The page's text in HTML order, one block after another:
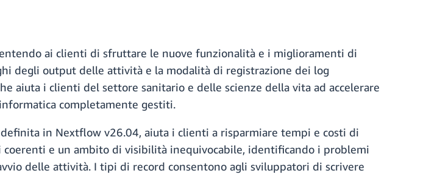
ai clienti di sfruttare le nuove funzionalità e i miglioramenti di
degli output delle attività e la modalità di registrazione dei log
aiuta i clienti del settore sanitario e delle scienze della vita ad accelerare
completamente gestiti.
in Nextflow v26.04, aiuta i clienti a risparmiare tempi e costi di
e un ambito di visibilità inequivocabile, identificando i problemi
delle attività. I tipi di record consentono agli sviluppatori di scrivere